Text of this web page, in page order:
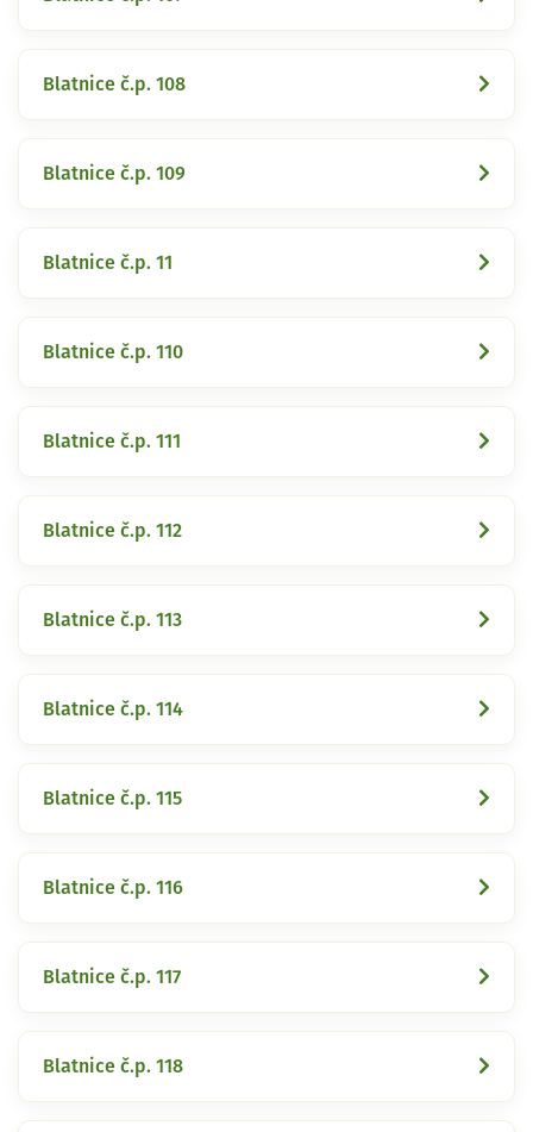
Blatnice č.p. 108
Blatnice č.p. 109
Blatnice č.p. 11
Blatnice č.p. 110
Blatnice č.p. 111
Blatnice č.p. 112
Blatnice č.p. 113
Blatnice č.p. 114
Blatnice č.p. 115
Blatnice č.p. 116
Blatnice č.p. 117
Blatnice č.p. 118